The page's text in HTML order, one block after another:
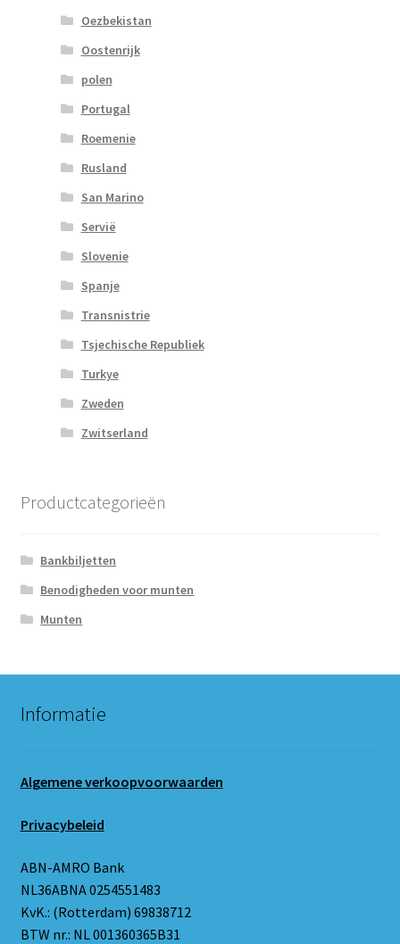
Oezbekistan
Oostenrijk
polen
Portugal
Roemenie
Rusland
San Marino
Servië
Slovenie
Spanje
Transnistrie
Tsjechische Republiek
Turkye
Zweden
Zwitserland
Productcategorieën
Bankbiljetten
Benodigheden voor munten
Munten
Informatie
Algemene verkoopvoorwaarden
Privacybeleid
ABN-AMRO Bank
NL36ABNA 0254551483
KvK.: (Rotterdam) 69838712
BTW nr.: NL 001360365B31